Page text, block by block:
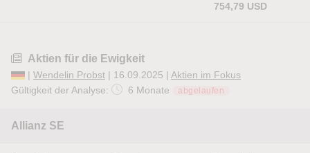
754,79 USD
Aktien für die Ewigkeit
| Wendelin Probst | 16.09.2025 | Aktien im Fokus
Gültigkeit der Analyse:
6 Monate abgelaufen
Allianz SE